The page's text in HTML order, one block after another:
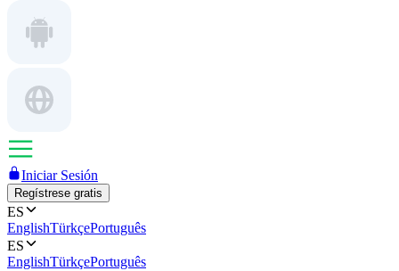
Iniciar Sesión
Regístrese gratis
ES
EnglishTürkçePortuguês
ES
EnglishTürkçePortuguês